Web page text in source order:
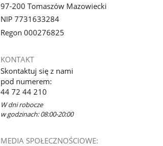
97-200 Tomaszów Mazowiecki
NIP 7731633284
Regon 000276825
KONTAKT
Skontaktuj się z nami
pod numerem:
44 72 44 210
W dni robocze
w godzinach: 08:00-20:00
MEDIA SPOŁECZNOŚCIOWE: